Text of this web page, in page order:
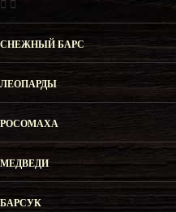
СНЕЖНЫЙ БАРС
ЛЕОПАРДЫ
РОСОМАХА
МЕДВЕДИ
БАРСУК